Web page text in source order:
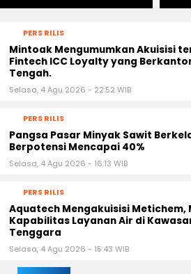
PERS RILIS
Mintoak Mengumumkan Akuisisi
Fintech ICC Loyalty yang
Tengah.
Selasa, 4 Agu 2026 - 22:52 WIB
PERS RILIS
Pangsa Pasar Minyak Sawit
Berpotensi Mencapai 40%
Selasa, 4 Agu 2026 - 16:13 WIB
PERS RILIS
Aquatech Mengakuisisi Metichem,
Kapabilitas Layanan Air di
Tenggara
Selasa, 4 Agu 2026 - 15:43 WIB